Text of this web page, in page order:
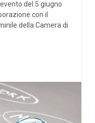
del 5 giugno
con il
della Camera di